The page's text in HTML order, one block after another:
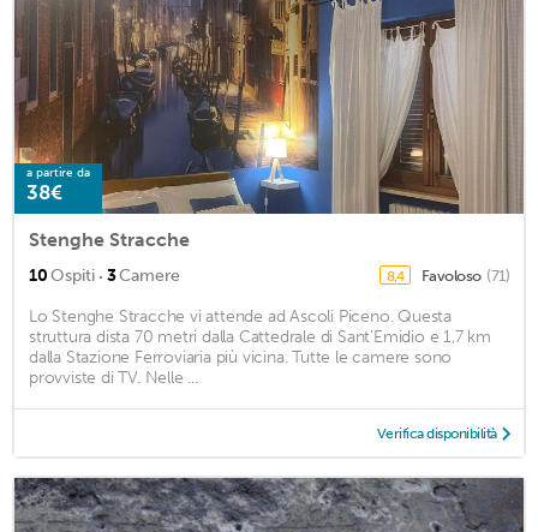
a partire da
38€
Stenghe Stracche
10Ospiti · 3Camere 8,4 Favoloso (71)
Lo Stenghe Stracche vi attende ad Ascoli Piceno. Questa
struttura dista 70 metri dalla Cattedrale di Sant'Emidio e 1,7 km
dalla Stazione Ferroviaria più vicina. Tutte le camere sono
provviste di TV. Nelle ...
Verifica disponibilità